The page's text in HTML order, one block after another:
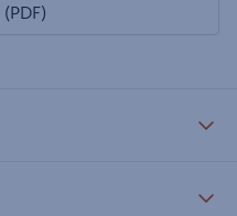
(PDF)